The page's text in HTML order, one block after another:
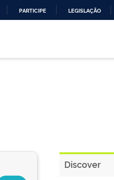
PARTICIPE LEGISLAÇÃO
Discover